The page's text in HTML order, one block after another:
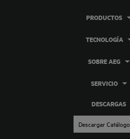
DESCARGAS
Descargar Catálogo
PRODUCTOS
TECNOLOGÍA
SOBRE AEG
SERVICIO